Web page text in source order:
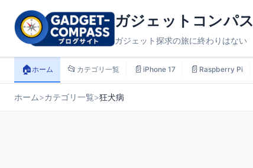
ガジェットコンパス
ガジェット探求の旅に終わりはない
🏠ホーム 📂 カテゴリ一覧 📄 iPhone 17 📄 Raspberry Pi
ホーム>カテゴリ一覧>狂犬病